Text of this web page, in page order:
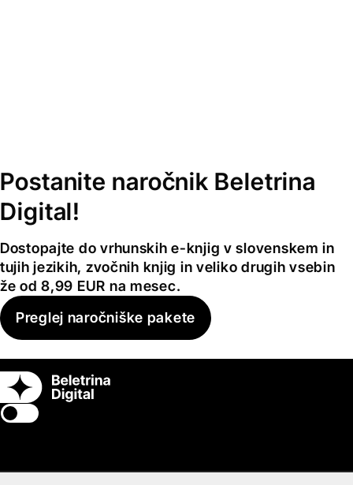
Postanite naročnik Beletrina
Digital!
Dostopajte do vrhunskih e-knjig v slovenskem in
tujih jezikih, zvočnih knjig in veliko drugih vsebin
že od 8,99 EUR na mesec.
Preglej naročniške pakete
Switch theme